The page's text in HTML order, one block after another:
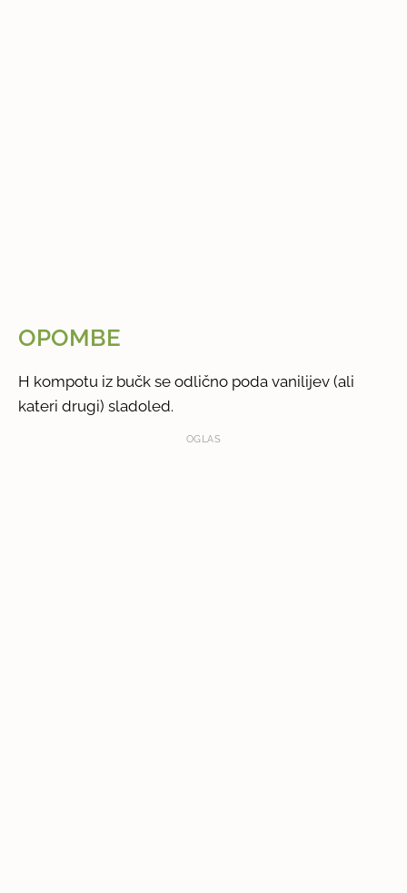
OPOMBE
H kompotu iz bučk se odlično poda vanilijev (ali
kateri drugi) sladoled.
OGLAS